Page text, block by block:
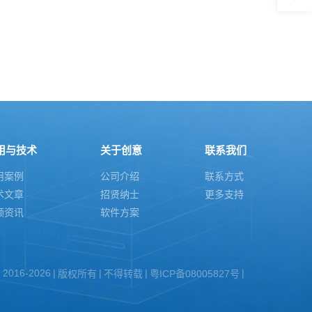
与技术
案例
文章
资讯
关于创意
公司介绍
招贤纳士
软件方案
联系我们
联系方式
更多支持
2026 版权所有 不得转载 粤ICP备08005827号